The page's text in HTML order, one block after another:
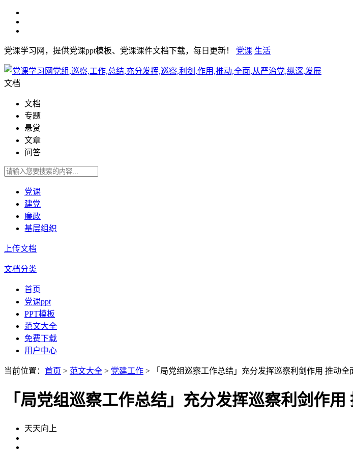
党课学习网，提供党课ppt模板、党课课件文档下载，每日更新！ 党课 生活
文档
文档
专题
悬赏
文章
问答
党课
建党
廉政
基层组织
上传文档
文档分类
首页
党课ppt
PPT模板
范文大全
免费下载
用户中心
当前位置： 首页 > 范文大全 > 党建工作 > 「局党组巡察工作总结」充分发挥巡察利剑作用 推动全
「局党组巡察工作总结」充分发挥巡察利剑作
天天向上